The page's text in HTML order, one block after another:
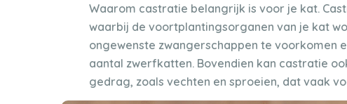
Waarom castratie belangrijk is voor je kat.
waarbij de voortplantingsorganen van je kat
ongewenste zwangerschappen te voorkomen
aantal zwerfkatten. Bovendien kan castratie
gedrag, zoals vechten en sproeien, dat vaak